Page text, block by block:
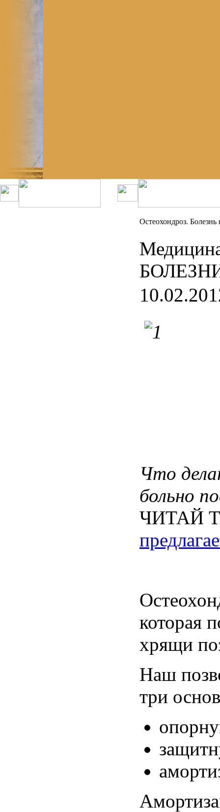
Остеохондроз. Болезнь
Что
больно
ЧИТАЙ
которая
хрящи
Наш
три